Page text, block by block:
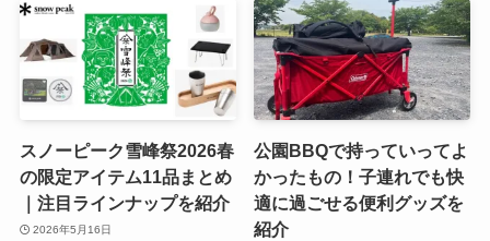
スノーピーク雪峰祭2026春
の限定アイテム11品まとめ
｜注目ラインナップを紹介
2026年5月16日
公園BBQで持っていってよ
かったもの！子連れでも快
適に過ごせる便利グッズを
紹介